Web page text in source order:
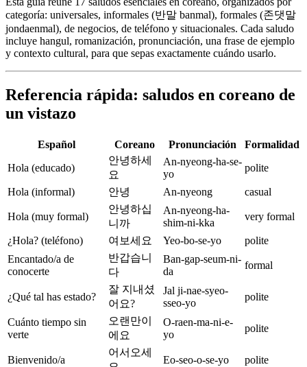
categoría: universales, informales (반말 banmal), formales (존댓말
jondaenmal), de negocios, de teléfono y situacionales. Cada saludo
incluye hangul, romanización, pronunciación, una frase de ejemplo
y contexto cultural, para que sepas exactamente cuándo usarlo.
Referencia rápida: saludos en coreano de
un vistazo
Español Coreano Pronunciación
Formalidad
Hola (educado)
안녕하세
요
An-nyeong-ha-se-
yo
polite
Hola (informal) 안녕 An-nyeong casual
Hola (muy formal)
안녕하십
니까
An-nyeong-ha-
shim-ni-kka
very formal
¿Hola? (teléfono) 여보세요 Yeo-bo-se-yo
polite
Encantado/a de
conocerte
반갑습니
다
Ban-gap-seum-ni-
da
formal
¿Qué tal has estado?
잘 지내셨
어요?
Jal ji-nae-syeo-
sseo-yo
polite
Cuánto tiempo sin
verte
오랜만이
에요
O-raen-ma-ni-e-
yo
polite
Bienvenido/a
어서오세
Eo-seo-o-se-yo polite